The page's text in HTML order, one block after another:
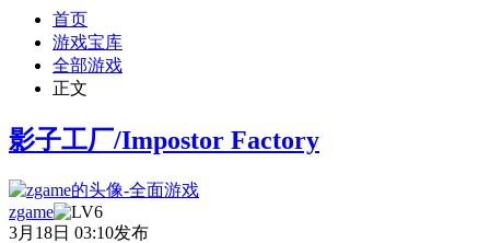
首页
游戏宝库
全部游戏
正文
影子工厂/Impostor Factory
zgame
3月18日 03:10发布